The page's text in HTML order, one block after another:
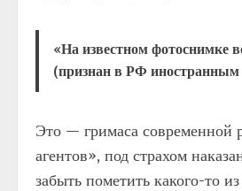
«На известном фотоснимке
(признан в РФ иностранным
Это — гримаса современной
агентов», под страхом
забыть пометить какого-то